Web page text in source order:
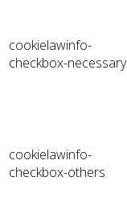
cookielawinfo-
checkbox-necessary
cookielawinfo-
checkbox-others